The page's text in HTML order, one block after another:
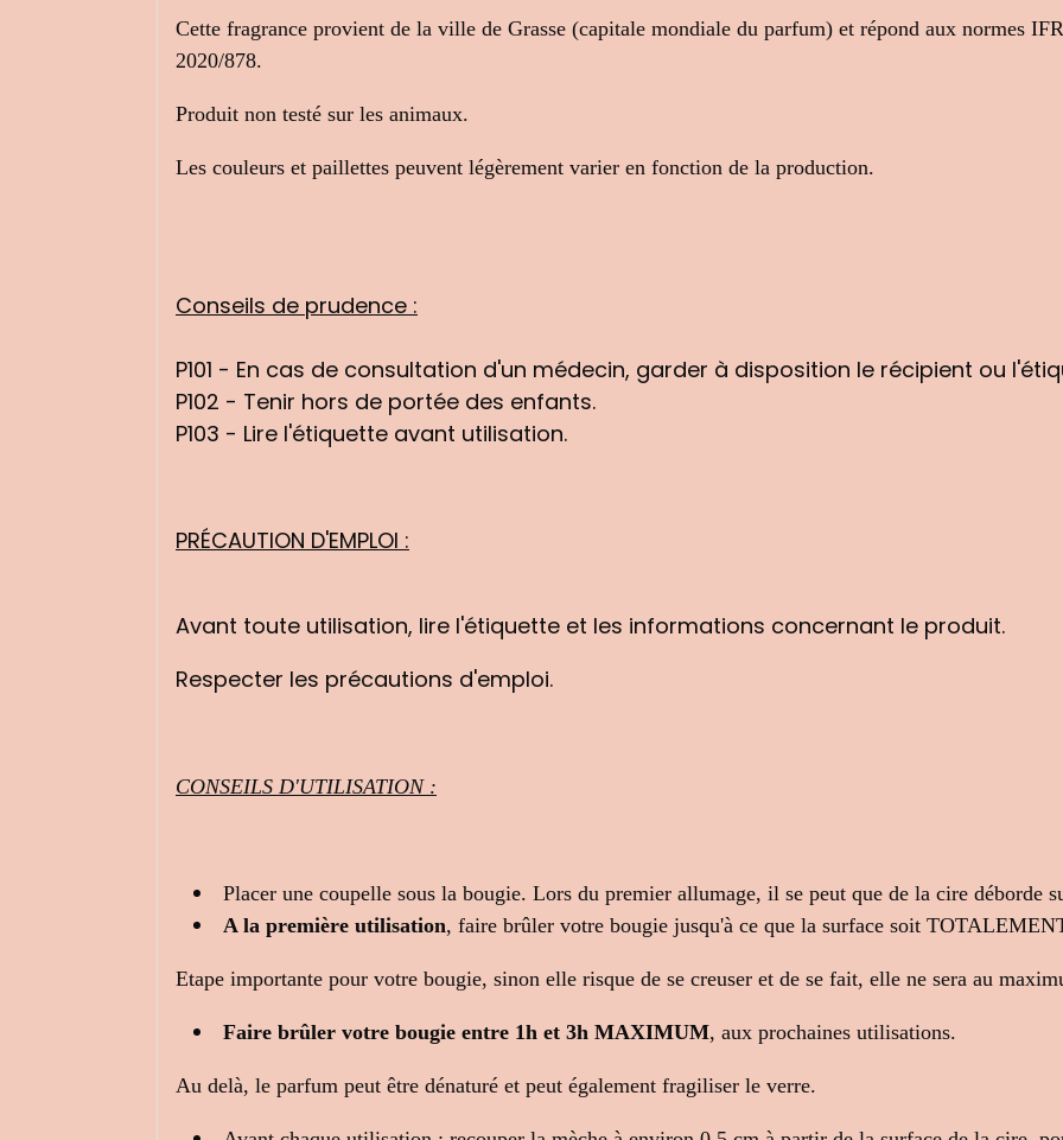
Cette fragrance provient de la ville de Grasse (capitale mondiale du parfum) et répond aux normes
2020/878.
Produit non testé sur les animaux.
Les couleurs et paillettes peuvent légèrement varier en fonction de la production.
Conseils de prudence :
P101 - En cas de consultation d'un médecin, garder à disposition le récipient ou
P102 - Tenir hors de portée des enfants.
P103 - Lire l'étiquette avant utilisation.
PRÉCAUTION D'EMPLOI :
Avant toute utilisation, lire l'étiquette et les informations concernant le produit.
Respecter les précautions d'emploi.
CONSEILS D'UTILISATION :
Placer une coupelle sous la bougie. Lors du premier allumage, il se peut que de la cire déborde
A la première utilisation, faire brûler votre bougie jusqu'à ce que la surface soit
Etape importante pour votre bougie, sinon elle risque de se creuser et de se fait, elle ne sera au
Faire brûler votre bougie entre 1h et 3h MAXIMUM, aux prochaines utilisations.
Au delà, le parfum peut être dénaturé et peut également fragiliser le verre.